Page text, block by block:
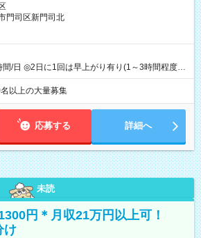
門司区新門司北
間/日 ◎2日に1回は早上がり有り(1～3時間程度)
時間程度
以上の大量募集
応募する 詳細へ
未読
円＊月収21万円以上可！
け